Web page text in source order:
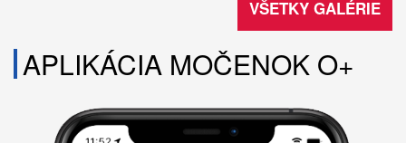
VŠETKY GALÉRIE
APLIKÁCIA MOČENOK O+